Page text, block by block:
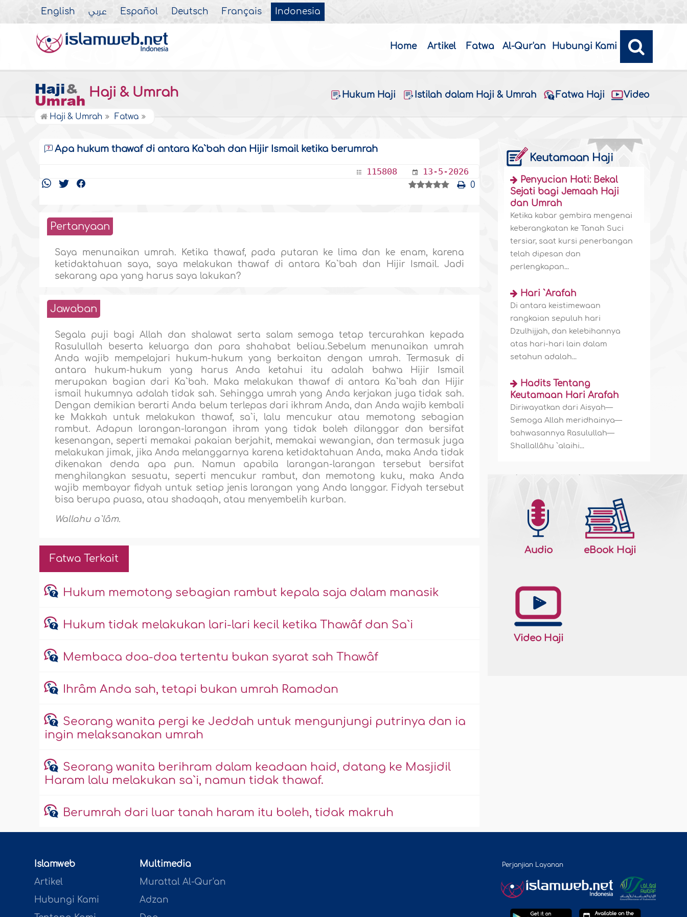
English عربي Español Deutsch Français Indonesia
Home Artikel Fatwa Al-Qur'an Hubungi Kami
Haji & Umrah Hukum Haji Istilah dalam Haji & Umrah Fatwa Haji Video
Haji & Umrah Fatwa
Apa hukum thawaf di antara Ka`bah dan Hijir Ismail ketika berumrah
115808 13-5-2026
0
Pertanyaan
Saya menunaikan umrah. Ketika thawaf, pada putaran ke lima dan ke enam, karena
ketidaktahuan saya, saya melakukan thawaf di antara Ka`bah dan Hijir Ismail. Jadi
sekarang apa yang harus saya lakukan?
Jawaban
Segala puji bagi Allah dan shalawat serta salam semoga tetap tercurahkan kepada
Rasulullah beserta keluarga dan para shahabat beliau.Sebelum menunaikan umrah
Anda wajib mempelajari hukum-hukum yang berkaitan dengan umrah. Termasuk di
antara hukum-hukum yang harus Anda ketahui itu adalah bahwa Hijir Ismail
merupakan bagian dari Ka`bah. Maka melakukan thawaf di antara Ka`bah dan Hijir
ismail hukumnya adalah tidak sah. Sehingga umrah yang Anda kerjakan juga tidak sah.
Dengan demikian berarti Anda belum terlepas dari ikhram Anda, dan Anda wajib kembali
ke Makkah untuk melakukan thawaf, sa`i, lalu mencukur atau memotong sebagian
rambut. Adapun larangan-larangan ihram yang tidak boleh dilanggar dan bersifat
kesenangan, seperti memakai pakaian berjahit, memakai wewangian, dan termasuk juga
melakukan jimak, jika Anda melanggarnya karena ketidaktahuan Anda, maka Anda tidak
dikenakan denda apa pun. Namun apabila larangan-larangan tersebut bersifat
menghilangkan sesuatu, seperti mencukur rambut, dan memotong kuku, maka Anda
wajib membayar fidyah untuk setiap jenis larangan yang Anda langgar. Fidyah tersebut
bisa berupa puasa, atau shadaqah, atau menyembelih kurban.
Wallahu a`lâm.
Fatwa Terkait
Hukum memotong sebagian rambut kepala saja dalam manasik
Hukum tidak melakukan lari-lari kecil ketika Thawâf dan Sa`i
Membaca doa-doa tertentu bukan syarat sah Thawâf
Ihrâm Anda sah, tetapi bukan umrah Ramadan
Seorang wanita pergi ke Jeddah untuk mengunjungi putrinya dan ia
ingin melaksanakan umrah
Seorang wanita berihram dalam keadaan haid, datang ke Masjidil
Haram lalu melakukan sa`i, namun tidak thawaf.
Berumrah dari luar tanah haram itu boleh, tidak makruh
Keutamaan Haji
Penyucian Hati: Bekal
Sejati bagi Jemaah Haji
dan Umrah
Ketika kabar gembira mengenai
keberangkatan ke Tanah Suci
tersiar, saat kursi penerbangan
telah dipesan dan
perlengkapan...
Hari `Arafah
Di antara keistimewaan
rangkaian sepuluh hari
Dzulhijjah, dan kelebihannya
atas hari-hari lain dalam
setahun adalah...
Hadits Tentang
Keutamaan Hari Arafah
Diriwayatkan dari Aisyah—
Semoga Allah meridhainya—
bahwasannya Rasulullah—
Shallallâhu `alaihi...
Audio eBook Haji
Video Haji
Islamweb
Artikel
Hubungi Kami
Multimedia
Murattal Al-Qur'an
Adzan
Perjanjian Layanan